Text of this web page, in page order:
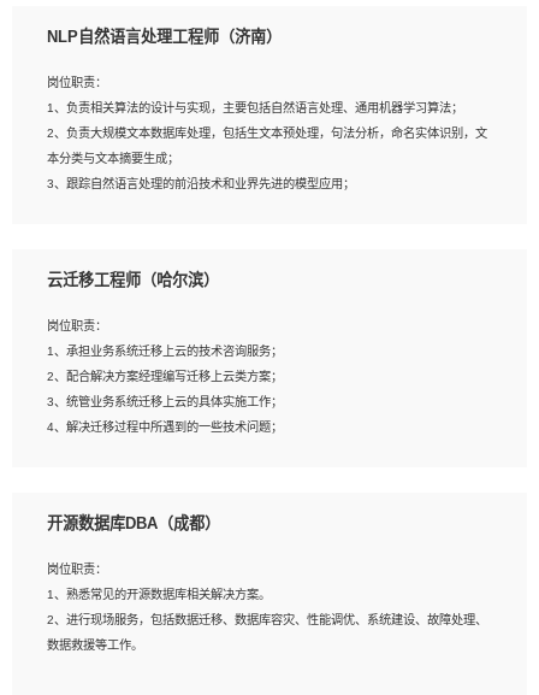
验的更佳；
3、熟悉数据库开发，熟悉Mysql、Oracle、MongoDb数据库应用开发其中一种；
4、熟悉Python Wed框架（Django/Flask...）代码能力优秀，熟悉编码规范和具备
良好的文档编写能力）；
5、沟通表达能力强，具备团队协作能力。
NLP自然语言处理工程师（济南）
岗位职责：
1、负责相关算法的设计与实现，主要包括自然语言处理、通用机器学习算法；
2、负责大规模文本数据库处理，包括生文本预处理，句法分析，命名实体识别，文
本分类与文本摘要生成；
3、跟踪自然语言处理的前沿技术和业界先进的模型应用；
岗位要求：
2、熟悉tensorflow，keras，pytorch等常规深度学习框架，快速根据客户需求实现
有效的模型；
3、熟悉掌握至少一种编程语言，如：Python，Java；
4、 熟悉NLP相关算法与实现；
5、至少有一次及以上问答系统的项目实践，熟悉问答系统全流程开发者优先；
云迁移工程师（哈尔滨）
岗位职责：
1、承担业务系统迁移上云的技术咨询服务；
2、配合解决方案经理编写迁移上云类方案；
3、统管业务系统迁移上云的具体实施工作；
4、解决迁移过程中所遇到的一些技术问题；
1、专科及以上学历，三年以上工作经验，计算机等相关专业；
3、熟悉常见操作系统、存储、网络、 IO 等相关原理；
4、具有迁移工具实操经验，具备P2V、V2V迁移能力；
5、熟练华为、VMware虚拟化、云计算及云存储技术；
6、熟悉主流数据库、应用服务器、中间件部署架构和运维方法；
开源数据库DBA（成都）
岗位职责：
1、熟悉常见的开源数据库相关解决方案。
2、进行现场服务，包括数据迁移、数据库容灾、性能调优、系统建设、故障处理、
数据救援等工作。